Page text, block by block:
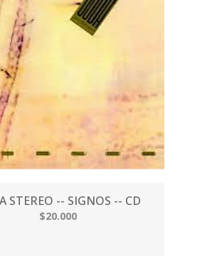
STEREO -- SIGNOS -- CD
$20.000